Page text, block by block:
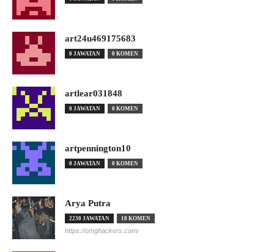
art24u469175683
0 JAWATAN 0 KOMEN
artlear031848
0 JAWATAN 0 KOMEN
artpennington10
0 JAWATAN 0 KOMEN
Arya Putra
2230 JAWATAN 18 KOMEN
https://omghackers.com/